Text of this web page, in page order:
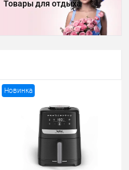
Товары для отдыха
Новинка